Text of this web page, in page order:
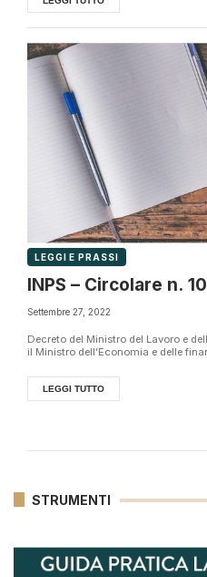
LEGGI E PRASSI
INPS – Circolare n.
Settembre 27, 2022
Decreto del Ministro del Lavoro e
il Ministro dell’Economia e delle
LEGGI TUTTO
STRUMENTI